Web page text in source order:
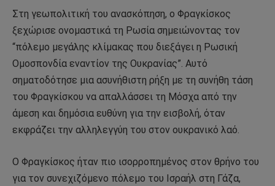
Στη γεωπολιτική του ανασκόπηση, ο Φραγκίσκος
ξεχώρισε ονομαστικά τη Ρωσία σημειώνοντας τον
“πόλεμο μεγάλης κλίμακας που διεξάγει η Ρωσική
Ομοσπονδία εναντίον της Ουκρανίας”. Αυτό
σηματοδότησε μια ασυνήθιστη ρήξη με τη συνήθη τάση
του Φραγκίσκου να απαλλάσσει τη Μόσχα από την
άμεση και δημόσια ευθύνη για την εισβολή, όταν
εκφράζει την αλληλεγγύη του στον ουκρανικό λαό.
Ο Φραγκίσκος ήταν πιο ισορροπημένος στον θρήνο του
για τον συνεχιζόμενο πόλεμο του Ισραήλ στη Γάζα,